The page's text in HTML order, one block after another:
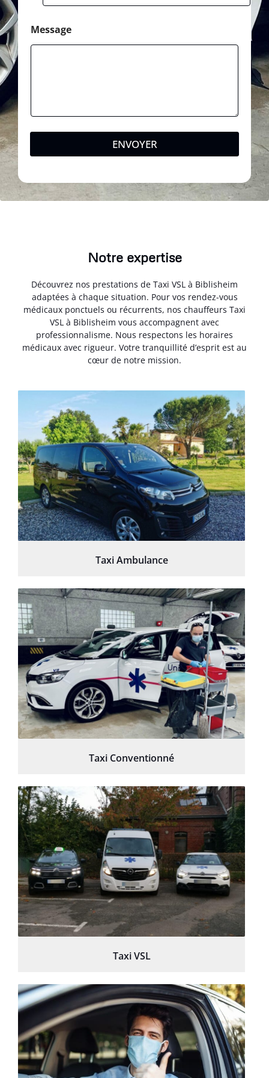
Message
ENVOYER
Notre expertise
Découvrez nos prestations de Taxi VSL à Biblisheim
adaptées à chaque situation. Pour vos rendez-vous
médicaux ponctuels ou récurrents, nos chauffeurs Taxi
VSL à Biblisheim vous accompagnent avec
professionnalisme. Nous respectons les horaires
médicaux avec rigueur. Votre tranquillité d’esprit est au
cœur de notre mission.
Taxi Ambulance
Taxi Conventionné
Taxi VSL